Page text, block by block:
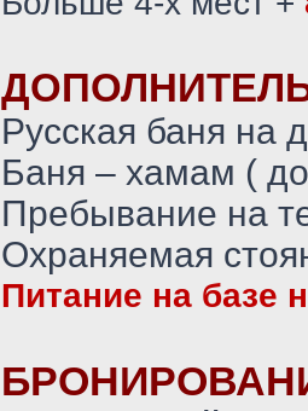
Русская баня на
Баня – хамам (
Пребывание на
Охраняемая
Питание на базе